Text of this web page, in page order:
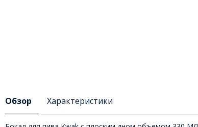
Обзор Характеристики